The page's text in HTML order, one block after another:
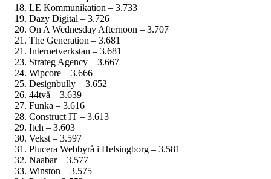
LE Kommunikation – 3.733
Dazy Digital – 3.726
On A Wednesday Afternoon – 3.707
The Generation – 3.681
Internetverkstan – 3.681
Strateg Agency – 3.667
Wipcore – 3.666
Designbully – 3.652
44två – 3.639
Funka – 3.616
Construct IT – 3.613
Itch – 3.603
Vekst – 3.597
Plucera Webbyrå i Helsingborg – 3.581
Naabar – 3.577
Winston – 3.575